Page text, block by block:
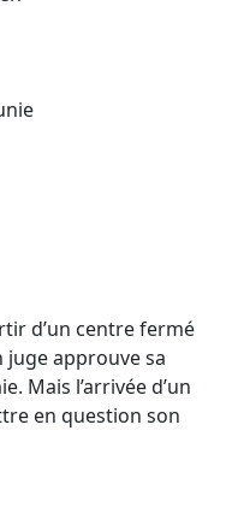
d’un centre fermé
approuve sa
Mais l’arrivée d’un
en question son